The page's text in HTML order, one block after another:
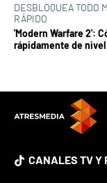
DESBLOQUEA TODO
RÁPIDO
'Modern Warfare 2':
rápidamente de nivel
CANALES TV Y